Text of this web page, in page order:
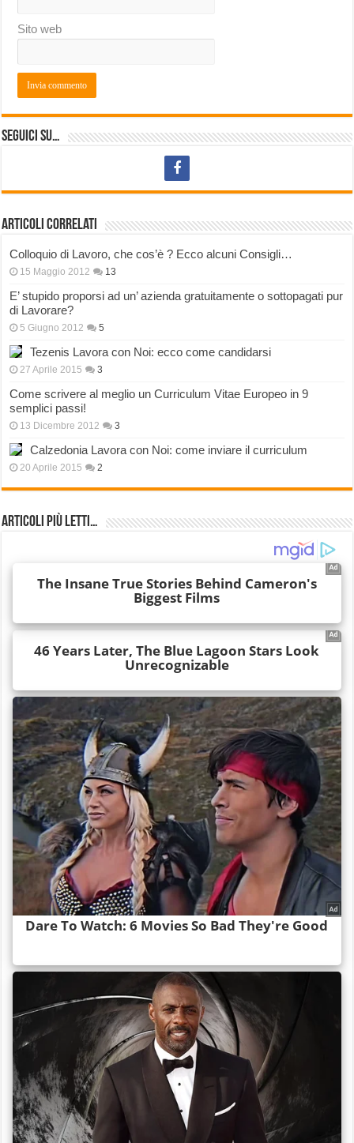
Sito web
Seguici su…
Articoli correlati
Colloquio di Lavoro, che cos’è ? Ecco alcuni Consigli…
15 Maggio 2012 13
E’ stupido proporsi ad un’ azienda gratuitamente o sottopagati pur
di Lavorare?
5 Giugno 2012 5
Tezenis Lavora con Noi: ecco come candidarsi
27 Aprile 2015 3
Come scrivere al meglio un Curriculum Vitae Europeo in 9
semplici passi!
13 Dicembre 2012 3
Calzedonia Lavora con Noi: come inviare il curriculum
20 Aprile 2015 2
Articoli più Letti…